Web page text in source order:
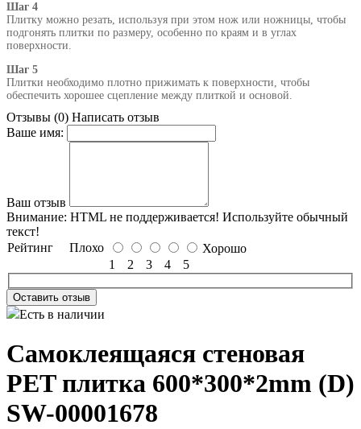
Шаг 4
Плитку можно резать, используя при этом нож или ножницы, чтобы
подгонять плитки по размеру, особенно по краям и в углах
поверхности.
Шаг 5
Плитки необходимо плотно прижимать к поверхности, чтобы
обеспечить хорошее сцепление между плиткой и основой.
Отзывы (0) Написать отзыв
Ваше имя:
Ваш отзыв
Внимание: HTML не поддерживается! Используйте обычный
текст!
Рейтинг Плохо
Хорошо
1
2 3 4 5
Оставить отзыв
Есть в наличии
Самоклеящаяся стеновая
PET плитка 600*300*2mm (D)
SW-00001678